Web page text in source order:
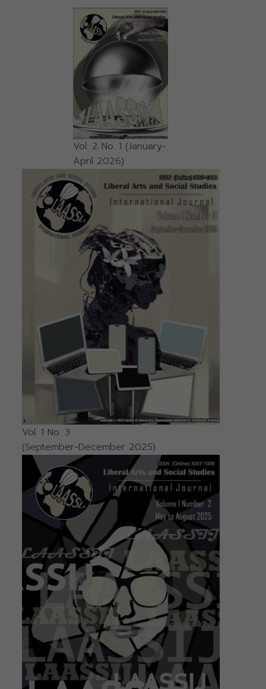
Vol. 2 No. 1 (January-
April 2026)
Vol. 1 No. 3
(September-December 2025)